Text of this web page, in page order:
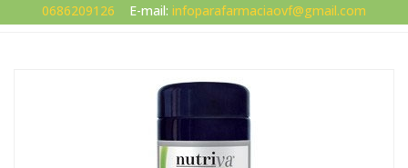
0686209126
E-mail: infoparafarmaciaovf@gmail.com
Capsule Softgel